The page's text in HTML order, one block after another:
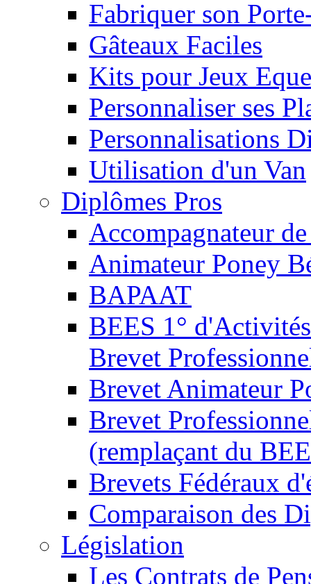
Fabriquer son
Gâteaux Faciles
Kits pour Jeux
Personnaliser ses
Personnalisations
Utilisation d'un Van
Diplômes Pros
Accompagnateur
Animateur Poney
BAPAAT
BEES 1°
Brevet
Brevet Animateur
Brevet
(remplaçant du
Brevets Fédéraux
Comparaison des
Législation
Les Contrats de